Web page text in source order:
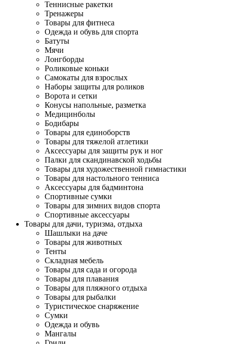
Теннисные ракетки
Тренажеры
Товары для фитнеса
Одежда и обувь для спорта
Батуты
Мячи
Лонгборды
Роликовые коньки
Самокаты для взрослых
Наборы защиты для роликов
Ворота и сетки
Конусы напольные, разметка
Медицинболы
Бодибары
Товары для единоборств
Товары для тяжелой атлетики
Аксессуары для защиты рук и ног
Палки для скандинавской ходьбы
Товары для художественной гимнастики
Товары для настольного тенниса
Аксессуары для бадминтона
Спортивные сумки
Товары для зимних видов спорта
Спортивные аксессуары
Товары для дачи, туризма, отдыха
Шашлыки на даче
Товары для животных
Тенты
Складная мебель
Товары для сада и огорода
Товары для плавания
Товары для пляжного отдыха
Товары для рыбалки
Туристическое снаряжение
Сумки
Одежда и обувь
Мангалы